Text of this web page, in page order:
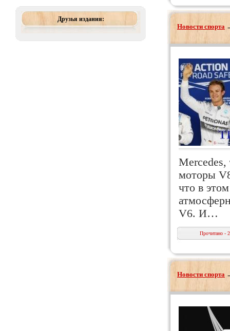
Друзья издания:
Новости спорта
моторы
что в
V6. И…
Прочитано -
Новости спорта